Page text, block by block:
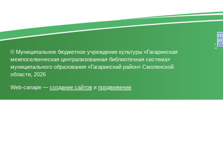
© Муниципальное бюджетное учреждение культуры «Гагаринская
межпоселенческая централизованная библиотечная система»
муниципального образования «Гагаринский район» Смоленской
области, 2026
Web-canape — создание сайтов и продвижение
'